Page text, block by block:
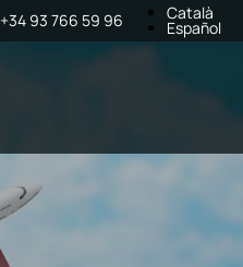
+34 93 766 59 96 Català
Español